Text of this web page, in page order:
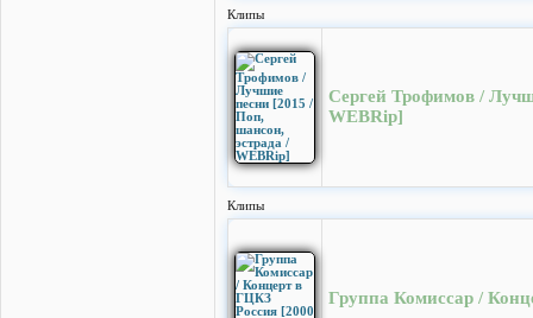
Клипы
Сергей Трофимов /
WEBRip]
Клипы
Группа Комиссар /